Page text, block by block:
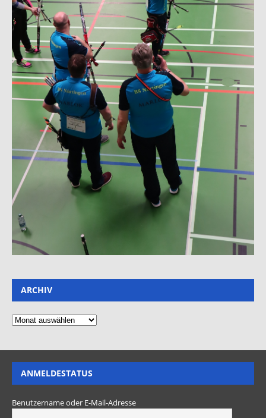
ARCHIV
ANMELDESTATUS
Benutzername oder E-Mail-Adresse